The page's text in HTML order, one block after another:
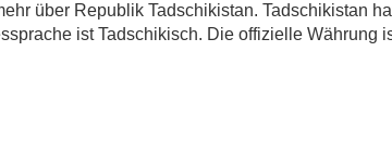
über Republik Tadschikistan. Tadschikistan
ist Tadschikisch. Die offizielle Währung